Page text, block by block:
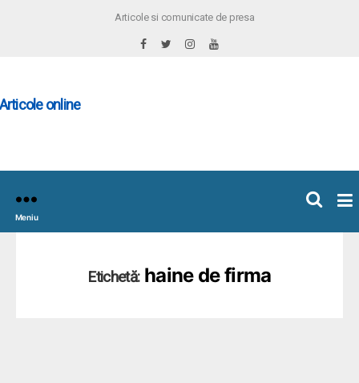
Articole si comunicate de presa
Meniu
Etichetă: haine de firma